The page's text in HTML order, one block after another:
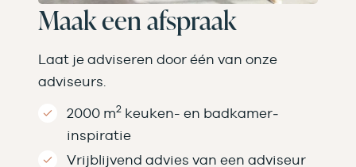
Maak een afspraak
Laat je adviseren door één van onze
adviseurs.
2000 m2 keuken- en badkamer­
inspiratie
Vrijblijvend advies van een adviseur